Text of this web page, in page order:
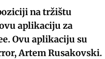
na tržištu
aplikaciju za
Ovu aplikaciju su
Artem Rusakovski.